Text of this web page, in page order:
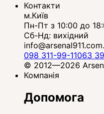
Контакти
м.Київ
Пн-Пт з 10:00 до
Сб-Нд: вихідний
098 311-99-11063
© 2012—2026
Компанія
Допомога